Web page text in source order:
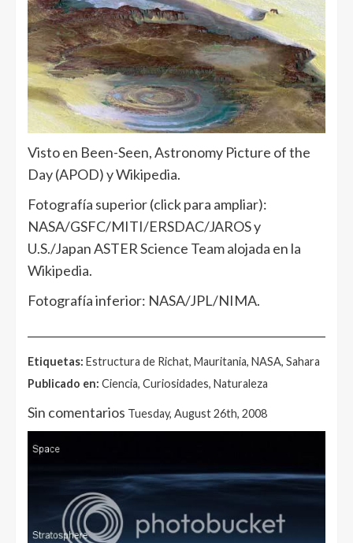
Visto en Been-Seen, Astronomy Picture of the
Day (APOD) y Wikipedia.
Fotografía superior (click para ampliar):
NASA/GSFC/MITI/ERSDAC/JAROS y
U.S./Japan ASTER Science Team alojada en la
Wikipedia.
Fotografía inferior: NASA/JPL/NIMA.
Etiquetas: Estructura de Richat, Mauritania, NASA, Sahara
Publicado en: Ciencia, Curiosidades, Naturaleza
Sin comentarios Tuesday, August 26th, 2008